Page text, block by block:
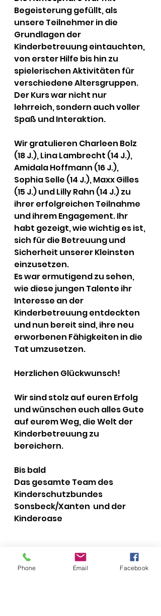
Begeisterung gefüllt, als
unsere Teilnehmer in die
Grundlagen der
Kinderbetreuung eintauchten,
von erster Hilfe bis hin zu
spielerischen Aktivitäten für
verschiedene Altersgruppen.
Der Kurs war nicht nur
lehrreich, sondern auch voller
Spaß und Interaktion.
Wir gratulieren Charleen Bolz
(18 J.), Lina Lambrecht (14 J.),
Amidala Hoffmann (16 J.),
Sophia Selle (14 J.), Maxx Gilles
(15 J.) und Lilly Rahn (14 J.) zu
ihrer erfolgreichen Teilnahme
und ihrem Engagement. Ihr
habt gezeigt, wie wichtig es ist,
sich für die Betreuung und
Sicherheit unserer Kleinsten
einzusetzen.
Es war ermutigend zu sehen,
wie diese jungen Talente ihr
Interesse an der
Kinderbetreuung entdeckten
und nun bereit sind, ihre neu
erworbenen Fähigkeiten in die
Tat umzusetzen.
Herzlichen Glückwunsch!
Wir sind stolz auf euren Erfolg
und wünschen euch alles Gute
auf eurem Weg, die Welt der
Kinderbetreuung zu
bereichern.
Bis bald
Das gesamte Team des
Kinderschutzbundes
Sonsbeck/Xanten  und der
Kinderoase
Veranstaltungen
Phone Email Facebook